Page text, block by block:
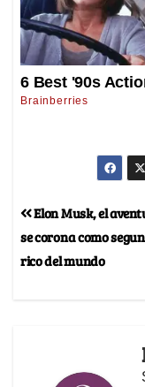
Elon Musk, el
se corona como
rico del mundo